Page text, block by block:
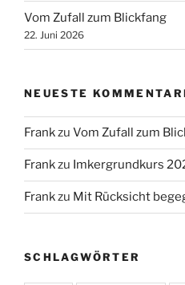
Vom Zufall zum Blickfang
22. Juni 2026
NEUESTE
Frankzu Vom Zufall zum
Frankzu Imkergrundkurs
Frankzu Mit Rücksicht
SCHLAGWÖRTER